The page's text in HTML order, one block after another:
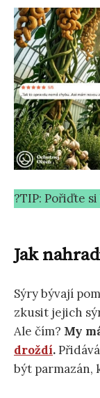
?TIP: Pořiďte
Jak
Sýry bývají
zkusit jejich
Ale čím? My
droždí.
být parmazán,